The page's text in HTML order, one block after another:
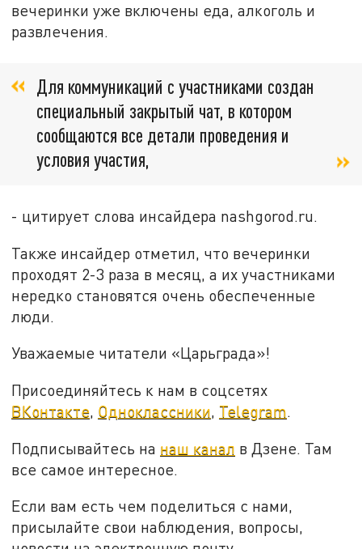
вечеринки уже включены еда, алкоголь и
развлечения.
Для коммуникаций с участниками создан
специальный закрытый чат, в котором
сообщаются все детали проведения и
условия участия,
- цитирует слова инсайдера nashgorod.ru.
Также инсайдер отметил, что вечеринки
проходят 2-3 раза в месяц, а их участниками
нередко становятся очень обеспеченные
люди.
Уважаемые читатели «Царьграда»!
Присоединяйтесь к нам в соцсетях
ВКонтакте, Одноклассники, Telegram.
Подписывайтесь на наш канал в Дзене. Там
все самое интересное.
Если вам есть чем поделиться с нами,
присылайте свои наблюдения, вопросы,